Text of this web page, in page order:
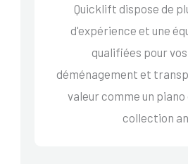
Quicklift dispose de
d'expérience et une
qualifiées pour
déménagement et
valeur comme un piano
collection